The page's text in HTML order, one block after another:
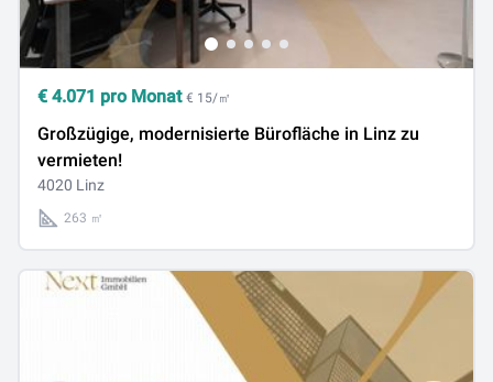
€ 4.071 pro Monat € 15/㎡
Großzügige, modernisierte Bürofläche in Linz zu
vermieten!
4020 Linz
263 ㎡